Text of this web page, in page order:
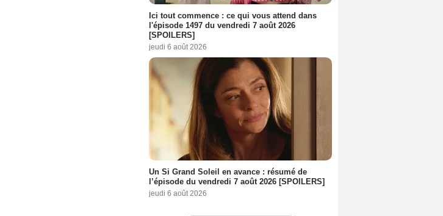
Ici tout commence : ce qui vous attend dans
l'épisode 1497 du vendredi 7 août 2026
[SPOILERS]
jeudi 6 août 2026
Un Si Grand Soleil en avance : résumé de
l’épisode du vendredi 7 août 2026 [SPOILERS]
jeudi 6 août 2026